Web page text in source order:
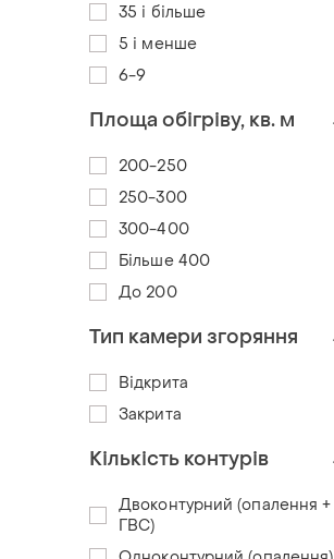
35 і більше
5 і менше
6-9
Площа обігріву, кв. м
200-250
250-300
300-400
Більше 400
До 200
Тип камери згоряння
Відкрита
Закрита
Кількість контурів
Двоконтурний (опалення +
ГВС)